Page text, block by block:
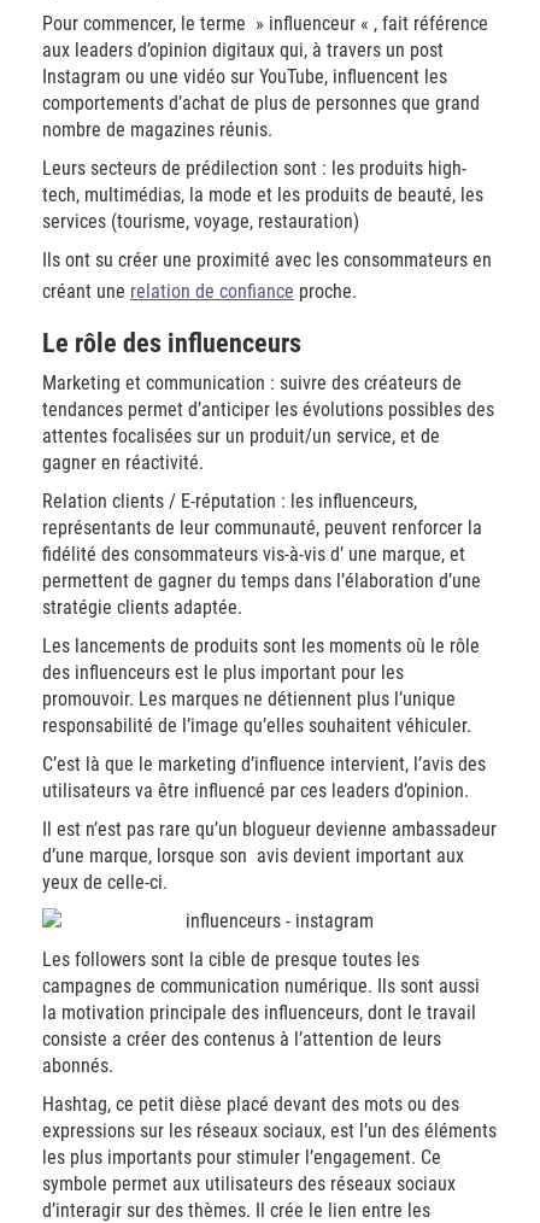
Pour commencer, le terme » influenceur « , fait référence
aux leaders d’opinion digitaux qui, à travers un post
Instagram ou une vidéo sur YouTube, influencent les
comportements d’achat de plus de personnes que grand
nombre de magazines réunis.
Leurs secteurs de prédilection sont : les produits high-
tech, multimédias, la mode et les produits de beauté, les
services (tourisme, voyage, restauration)
Ils ont su créer une proximité avec les consommateurs en
créant une relation de confiance proche.
Le rôle des influenceurs
Marketing et communication : suivre des créateurs de
tendances permet d’anticiper les évolutions possibles des
attentes focalisées sur un produit/un service, et de
gagner en réactivité.
Relation clients / E-réputation : les influenceurs,
représentants de leur communauté, peuvent renforcer la
fidélité des consommateurs vis-à-vis d’ une marque, et
permettent de gagner du temps dans l’élaboration d’une
stratégie clients adaptée.
Les lancements de produits sont les moments où le rôle
des influenceurs est le plus important pour les
promouvoir. Les marques ne détiennent plus l’unique
responsabilité de l’image qu’elles souhaitent véhiculer.
C’est là que le marketing d’influence intervient, l’avis des
utilisateurs va être influencé par ces leaders d’opinion.
Il est n’est pas rare qu’un blogueur devienne ambassadeur
d’une marque, lorsque son avis devient important aux
yeux de celle-ci.
Les followers sont la cible de presque toutes les
campagnes de communication numérique. Ils sont aussi
la motivation principale des influenceurs, dont le travail
consiste a créer des contenus à l’attention de leurs
abonnés.
Hashtag, ce petit dièse placé devant des mots ou des
expressions sur les réseaux sociaux, est l’un des éléments
les plus importants pour stimuler l’engagement. Ce
symbole permet aux utilisateurs des réseaux sociaux
d’interagir sur des thèmes. Il crée le lien entre les